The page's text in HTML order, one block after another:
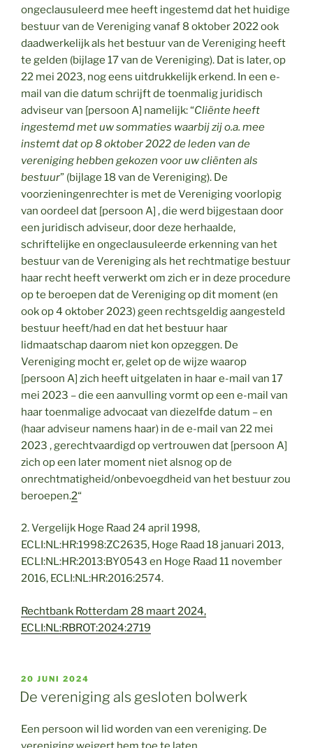
ongeclausuleerd mee heeft ingestemd dat het huidige
bestuur van de Vereniging vanaf 8 oktober 2022 ook
daadwerkelijk als het bestuur van de Vereniging heeft
te gelden (bijlage 17 van de Vereniging). Dat is later, op
22 mei 2023, nog eens uitdrukkelijk erkend. In een e-
mail van die datum schrijft de toenmalig juridisch
adviseur van [persoon A] namelijk: “Cliënte heeft
ingestemd met uw sommaties waarbij zij o.a. mee
instemt dat op 8 oktober 2022 de leden van de
vereniging hebben gekozen voor uw cliënten als
bestuur” (bijlage 18 van de Vereniging). De
voorzieningenrechter is met de Vereniging voorlopig
van oordeel dat [persoon A] , die werd bijgestaan door
een juridisch adviseur, door deze herhaalde,
schriftelijke en ongeclausuleerde erkenning van het
bestuur van de Vereniging als het rechtmatige bestuur
haar recht heeft verwerkt om zich er in deze procedure
op te beroepen dat de Vereniging op dit moment (en
ook op 4 oktober 2023) geen rechtsgeldig aangesteld
bestuur heeft/had en dat het bestuur haar
lidmaatschap daarom niet kon opzeggen. De
Vereniging mocht er, gelet op de wijze waarop
[persoon A] zich heeft uitgelaten in haar e-mail van 17
mei 2023 – die een aanvulling vormt op een e-mail van
haar toenmalige advocaat van diezelfde datum – en
(haar adviseur namens haar) in de e-mail van 22 mei
2023 , gerechtvaardigd op vertrouwen dat [persoon A]
zich op een later moment niet alsnog op de
onrechtmatigheid/onbevoegdheid van het bestuur zou
beroepen.2“
2. Vergelijk Hoge Raad 24 april 1998,
ECLI:NL:HR:1998:ZC2635, Hoge Raad 18 januari 2013,
ECLI:NL:HR:2013:BY0543 en Hoge Raad 11 november
2016, ECLI:NL:HR:2016:2574.
Rechtbank Rotterdam 28 maart 2024,
ECLI:NL:RBROT:2024:2719
GEPLAATST
OP
20 JUNI 2024
De vereniging als gesloten bolwerk
Een persoon wil lid worden van een vereniging. De